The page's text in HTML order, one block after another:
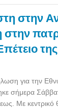
στην
για την
σήμερα
Με